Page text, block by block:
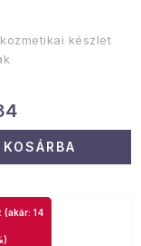
készlet
KOSÁRBA
(akár: 14